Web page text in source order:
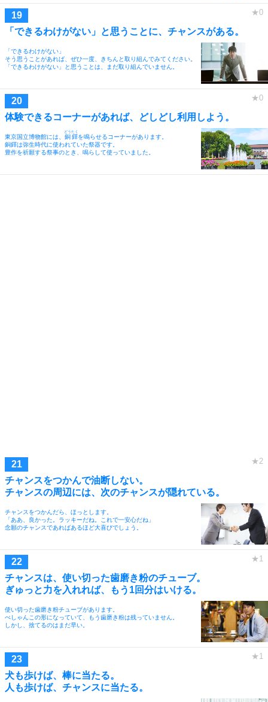
「できるわけがない」と思うことに、チャンスがある。
「できるわけがない」
そう思うことがあれば、ぜひ一度、きちんと取り組んでみてください。
「できるわけがない」と思うことは、まだ取り組んでいません。
体験できるコーナーがあれば、どしどし利用しよう。
東京国立博物館には、 銅鐸
どうたく
を鳴らせるコーナーがあります。
銅鐸は弥生時代に使われていた祭器です。
豊作を祈願する祭事のとき、鳴らして使っていました。
チャンスをつかんで油断しない。
チャンスの周辺には、次のチャンスが隠れている。
チャンスをつかんだら、ほっとします。
「ああ、良かった。ラッキーだね。これで一安心だね」
念願のチャンスであればあるほど大喜びでしょう。
チャンスは、使い切った歯磨き粉のチューブ。
ぎゅっと力を入れれば、もう1回分はいける。
使い切った歯磨き粉チューブがあります。
ぺしゃんこの形になっていて、もう歯磨き粉は残っていません。
しかし、捨てるのはまだ早い。
犬も歩けば、棒に当たる。
人も歩けば、チャンスに当たる。